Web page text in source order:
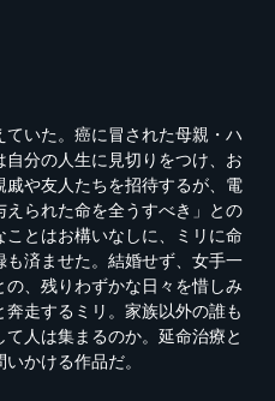
いた。癌に冒された母親・ハ
分の人生に見切りをつけ、お
や友人たちを招待するが、電
られた命を全うすべき」との
とはお構いなしに、ミリに命
も済ませた。結婚せず、女手一
、残りわずかな日々を惜しみ
走するミリ。家族以外の誰も
人は集まるのか。延命治療と
かける作品だ。